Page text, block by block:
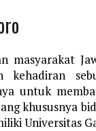
masyarakat
kehadiran
untuk
khususnya
Universitas